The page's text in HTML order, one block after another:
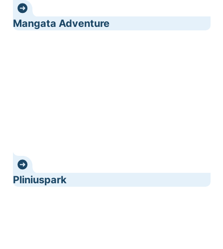
Mangata Adventure
Pliniuspark